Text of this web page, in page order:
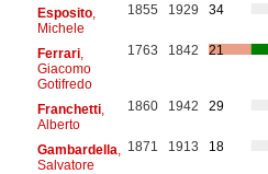
Esposito,
Michele
1855 1929 34
Ferrari,
Giacomo
Gotifredo
1763 1842 21
Franchetti,
Alberto
1860 1942 29
Gambardella
Salvatore
1871 1913 18